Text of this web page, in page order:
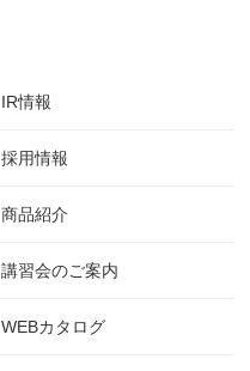
IR情報
採用情報
商品紹介
講習会のご案内
WEBカタログ